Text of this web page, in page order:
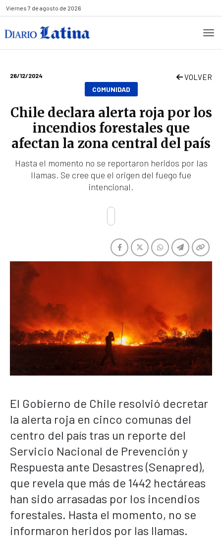
Viernes 7 de agosto de 2026
26/12/2024 VOLVER
COMUNIDAD
Chile declara alerta roja por los
incendios forestales que
afectan la zona central del país
Hasta el momento no se reportaron heridos por las
llamas. Se cree que el origen del fuego fue
intencional.
El Gobierno de Chile resolvió decretar
la alerta roja en cinco comunas del
centro del país tras un reporte del
Servicio Nacional de Prevención y
Respuesta ante Desastres (Senapred),
que revela que más de 1442 hectáreas
han sido arrasadas por los incendios
forestales. Hasta el momento, no se
informaron heridos por las llamas.